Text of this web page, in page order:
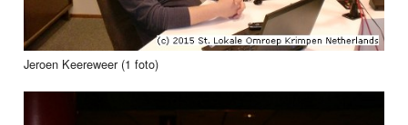
Jeroen Keereweer (1 foto)